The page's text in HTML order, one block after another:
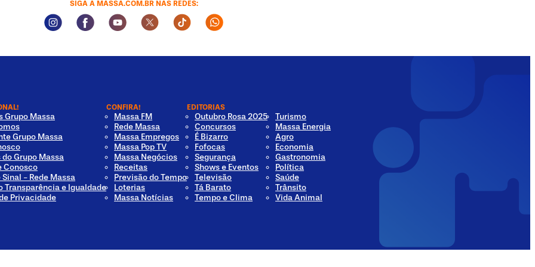
SIGA A MASSA.COM.BR NAS REDES:
Instagram Social Media
Facebook Social Media
Youtube Social Media
Twitter Social Media
Tiktok Social Media
Whatsapp Social Media
Grupo Massa
Grupo Massa
Grupo Massa
Conosco
Sinal - Rede Massa
Transparência e Igualdade
Privacidade
CONFIRA!
Massa FM
Rede Massa
Massa Empregos
Massa Pop TV
Massa Negócios
Receitas
Previsão do Tempo
Loterias
Massa Notícias
EDITORIAS
Outubro Rosa 2025
Concursos
É Bizarro
Fofocas
Segurança
Shows e Eventos
Televisão
Tá Barato
Tempo e Clima
Turismo
Massa Energia
Agro
Economia
Gastronomia
Política
Saúde
Trânsito
Vida Animal